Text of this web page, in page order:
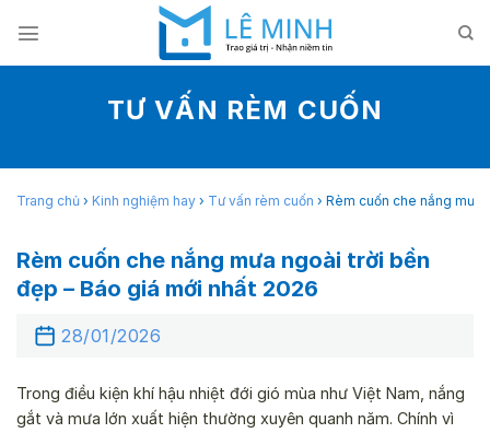
content
TƯ VẤN RÈM CUỐN
Trang chủ › Kinh nghiệm hay › Tư vấn rèm cuốn › Rèm cuốn che nắng mưa
Rèm cuốn che nắng mưa ngoài trời bền
đẹp – Báo giá mới nhất 2026
28/01/2026
Trong điều kiện khí hậu nhiệt đới gió mùa như Việt Nam, nắng
gắt và mưa lớn xuất hiện thường xuyên quanh năm. Chính vì